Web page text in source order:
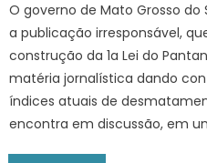
O governo de Mato Grosso
a publicação irresponsável,
construção da 1a Lei do
matéria jornalística dando
índices atuais de
encontra em discussão, em